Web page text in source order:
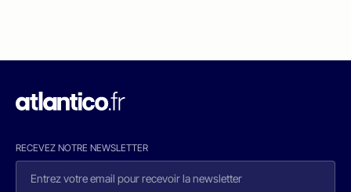
RECEVEZ NOTRE NEWSLETTER